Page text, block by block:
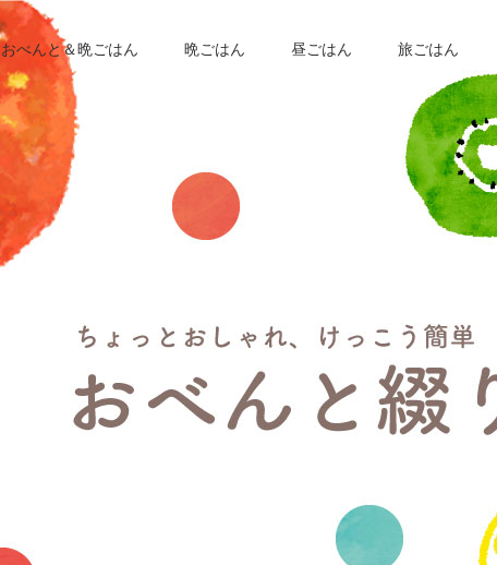
おべんと＆晩ごはん 晩ごはん 昼ごはん 旅ごはん